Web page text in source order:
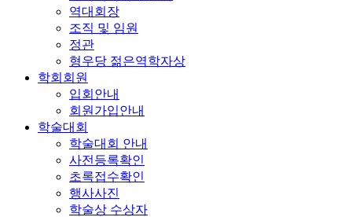
역대회장
조직 및 임원
정관
형우당 젊은역학자상
학회회원
입회안내
회원가입안내
학술대회
학술대회 안내
사전등록확인
초록접수확인
행사사진
학술상 수상자